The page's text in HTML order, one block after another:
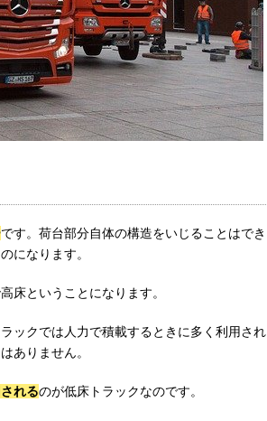
です。荷台部分自体の構造をいじることはでき
になります。
床ということになります。
ックでは人力で積載するときに多く利用され
ありません。
れるのが低床トラックなのです。